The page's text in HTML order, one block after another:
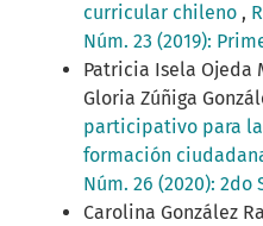
curricular chileno ,
Núm. 23 (2019):
Patricia Isela Ojeda
Gloria Zúñiga
participativo para
formación
Núm. 26 (2020):
Carolina González